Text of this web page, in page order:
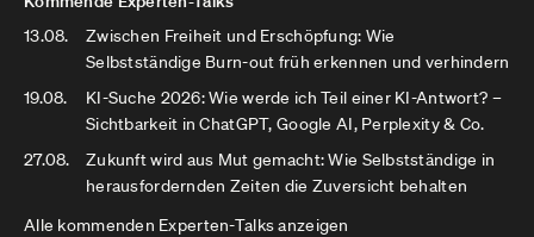
13.08.
Zwischen Freiheit und Erschöpfung: Wie
Selbstständige Burn-out früh erkennen und verhindern
19.08.
KI-Suche 2026: Wie werde ich Teil einer KI-Antwort? –
Sichtbarkeit in ChatGPT, Google AI, Perplexity & Co.
27.08.
Zukunft wird aus Mut gemacht: Wie Selbstständige in
herausfordernden Zeiten die Zuversicht behalten
Alle kommenden Experten-Talks anzeigen